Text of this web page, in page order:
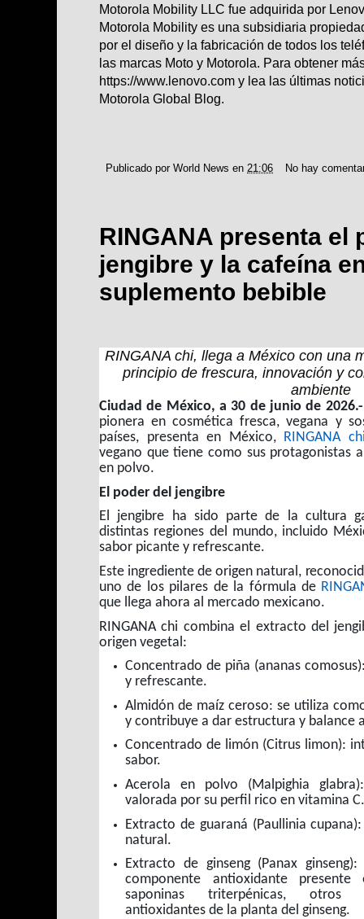
Motorola Mobility LLC fue adquirida por
Motorola Mobility es una subsidiaria
por el diseño y la fabricación de todos los
las marcas Moto y Motorola. Para obtener
https://www.lenovo.com y lea las últimas
Motorola Global Blog.
Publicado por World News en 21:06 No hay
RINGANA presenta el
jengibre y la cafeína
suplemento bebible
RINGANA chi, llega a México con una
principio de frescura, innovación y
ambiente
Ciudad de México, a 30 de junio de
pionera en cosmética fresca, vegana y
países, presenta en México, RINGANA
vegano que tiene como sus protagonistas
en polvo.
El poder del jengibre
El jengibre ha sido parte de la cultura
distintas regiones del mundo, incluido
sabor picante y refrescante.
Este ingrediente de origen natural,
uno de los pilares de la fórmula de
que llega ahora al mercado mexicano.
RINGANA chi combina el extracto del
origen vegetal:
Concentrado de piña (ananas
y refrescante.
Almidón de maíz ceroso: se utiliza
y contribuye a dar estructura y balance
Concentrado de limón (Citrus limon):
sabor.
Acerola en polvo (Malpighia
valorada por su perfil rico en vitamina
Extracto de guaraná (Paullinia
natural.
Extracto de ginseng (Panax
componente antioxidante
saponinas triterpénicas, otros
antioxidantes de la planta del ginseng.